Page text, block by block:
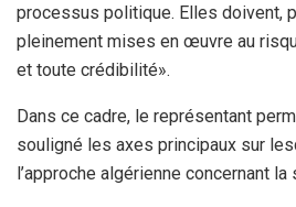
processus politique. Elles doivent,
pleinement mises en œuvre au
et toute crédibilité».
Dans ce cadre, le représentant
souligné les axes principaux sur
l’approche algérienne concernant